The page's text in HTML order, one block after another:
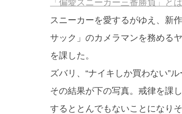
「偏愛スニーカー三番勝負」
スニーカーを愛するがゆえ、新
サック」のカメラマンを務める
を課した。
ズバリ、“ナイキしか買わない”ル
その結果が下の写真。戒律を課
するととんでもないことになり